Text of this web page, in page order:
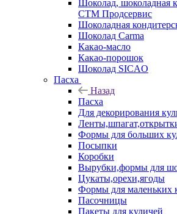
Шоколад, шоколадная
СТМ Продсервис
Шоколадная
Шоколад Carma
Какао-масло
Какао-порошок
Шоколад SICAO
Пасха
Назад
Пасха
Для декорирования
Формы для больших
Посыпки
Коробки
Вырубки,формы для
Цукаты,орехи,ягоды
Формы для маленьких
Пасочницы
Пакеты для куличей